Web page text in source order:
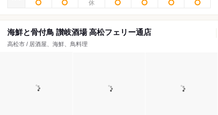
海鮮と骨付鳥 讃岐酒場 高松フェリー通店
高松市 / 居酒屋、海鮮、鳥料理